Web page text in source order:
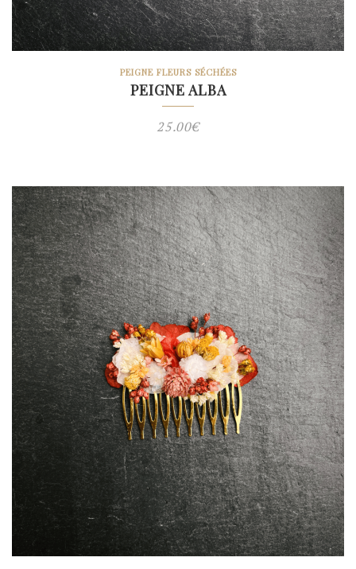
PEIGNE FLEURS SÉCHÉES
PEIGNE ALBA
25.00€